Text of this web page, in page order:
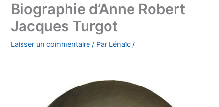
Biographie d’Anne Robert
Jacques Turgot
Laisser un commentaire / Par Lénaïc/